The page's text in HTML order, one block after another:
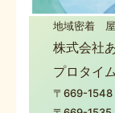
地域密着 屋
株式会社
プロタイ
〒669-